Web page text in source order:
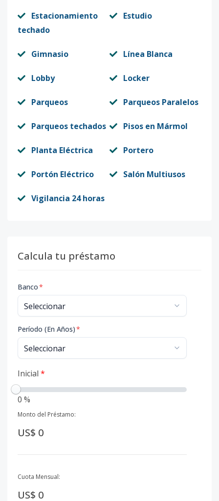
Estacionamiento
techado
Estudio
Gimnasio Línea Blanca
Lobby Locker
Parqueos Parqueos Paralelos
Parqueos techados Pisos en Mármol
Planta Eléctrica Portero
Portón Eléctrico Salón Multiusos
Vigilancia 24 horas
Calcula tu préstamo
Banco*
Período (En Años)*
Inicial *
0 %
Monto del Préstamo:
US$ 0
Cuota Mensual:
US$ 0